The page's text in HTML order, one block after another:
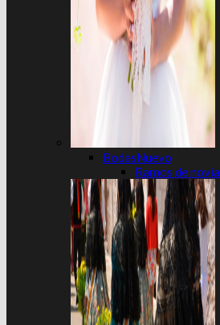
Bodas
Ramos de novia